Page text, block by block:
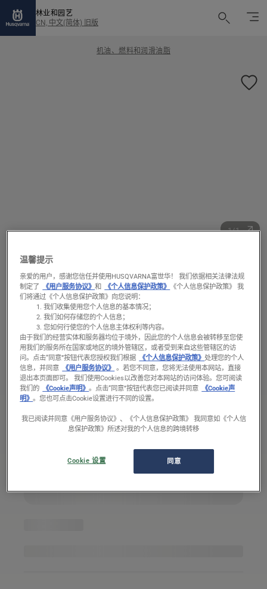
林业和园艺
CN, 中文(简体) 旧版
机油、燃料和润滑油脂
1/1
空气过滤机油
温馨提示
亲爱的用户，感谢您信任并使用HUSQVARNA富世华！ 我们依据相关法律法规
制定了
《用户服务协议》和 《个人信息保护政策》
《个人信息保护政策》 我
们将通过《个人信息保护政策》向您说明：
我们收集使用您个人信息的基本情况；
我们如何存储您的个人信息；
您如何行使您的个人信息主体权利等内容。
由于我们的经营实体和服务器均位于境外，因此您的个人信息会被转移至您使
用我们的服务所在国家或地区的境外管辖区，或者受到来自这些管辖区的访
问。 点击“同意”按钮代表您授权我们根据 《个人信息保护政策》 处理您的个人
信息，并同意
《用户服务协议》 。若您不同意，您将无法使用本网站，直接
退出本页面即可。 我们使用Cookies以改善您对本网站的访问体验。您可阅读
我们的
《Cookie声明》。点击“同意”按钮代表您已阅读并同意
《Cookie声
明》。您也可点击Cookie设置进行不同的设置。
我已阅读并同意《用户服务协议》、《个人信息保护政策》 我同意如《个人信
息保护政策》所述对我的个人信息的跨境转移
同意
Cookie 设置